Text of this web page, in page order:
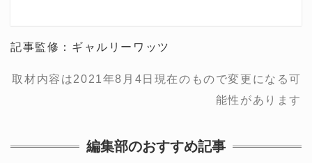
記事監修：ギャルリーワッツ
取材内容は2021年8月4日現在のもので変更になる可
能性があります
編集部のおすすめ記事